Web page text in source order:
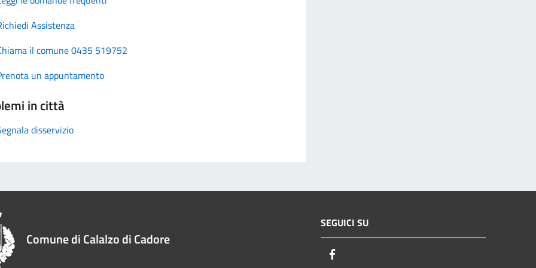
Assistenza
il comune 0435 519752
un appuntamento
in città
disservizio
Comune di Calalzo di Cadore
SEGUICI SU